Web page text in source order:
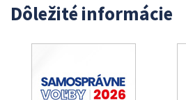
Dôležité informácie